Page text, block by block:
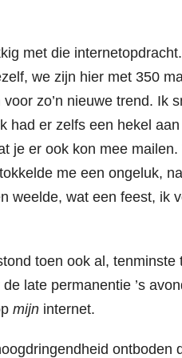
met die
we zijn hier met 350
zo’n nieuwe trend. Ik
had er zelfs een hekel
je er ook kon mee mailen.
me een ongeluk,
weelde, wat een feest, ik
toen ook al,
late permanentie ’s
mijn internet.